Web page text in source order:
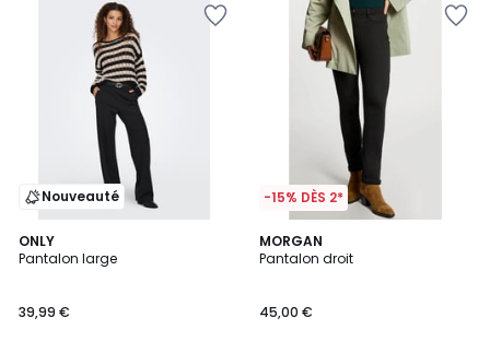
Nouveauté
ONLY
Pantalon large
39,99 €
2
Couleurs
-15% DÈS 2*
MORGAN
Pantalon droit
45,00 €
4,4
/ 5